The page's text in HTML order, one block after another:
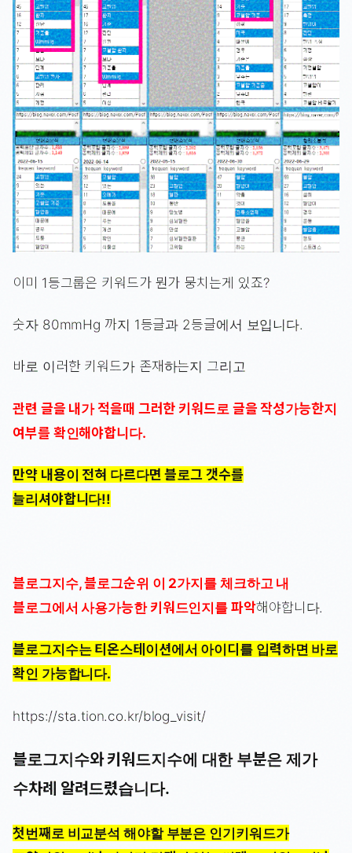
이미 1등그룹은 키워드가 뭔가 뭉치는게 있죠?
숫자 80mmHg 까지 1등글과 2등글에서 보입니다.
바로 이러한 키워드가 존재하는지 그리고
관련 글을 내가 적을때 그러한 키워드로 글을 작성가능한지
여부를 확인해야합니다.
만약 내용이 전혀 다르다면 블로그 갯수를
늘리셔야합니다!!
블로그지수, 블로그순위 이 2가지를 체크하고 내
블로그에서 사용가능한 키워드인지를 파악해야합니다.
블로그지수는 티온스테이션에서 아이디를 입력하면 바로
확인 가능합니다.
https://sta.tion.co.kr/blog_visit/
블로그지수와 키워드지수에 대한 부분은 제가
수차례 알려드렸습니다.
첫번째로 비교분석 해야할 부분은 인기키워드가